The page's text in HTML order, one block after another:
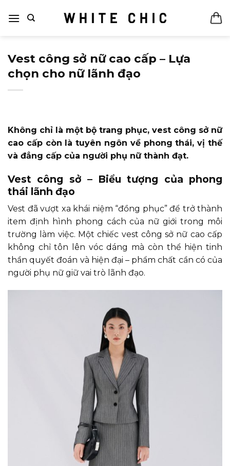
qua
Vest công sở nữ cao cấp – Lựa
chọn cho nữ lãnh đạo
Không chỉ là một bộ trang phục, vest công sở nữ
cao cấp còn là tuyên ngôn về phong thái, vị thế
và đẳng cấp của người phụ nữ thành đạt.
Vest công sở – Biểu tượng của phong
thái lãnh đạo
Vest đã vượt xa khái niệm “đồng phục” để trở thành
item định hình phong cách của nữ giới trong môi
trường làm việc. Một chiếc vest công sở nữ cao cấp
không chỉ tôn lên vóc dáng mà còn thể hiện tinh
thần quyết đoán và hiện đại – phẩm chất cần có của
người phụ nữ giữ vai trò lãnh đạo.